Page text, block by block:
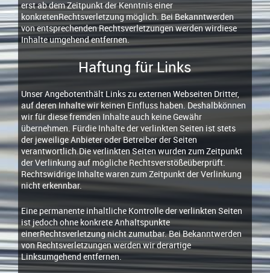
erst ab dem Zeitpunkt der Kenntnis einer
konkretenRechtsverletzung möglich. Bei Bekanntwerden
von entsprechenden Rechtsverletzungen werden wirdiese
Inhalte umgehend entfernen.
Haftung für Links
Unser Angebotenthält Links zu externen Webseiten Dritter,
auf deren Inhalte wir keinen Einfluss haben. Deshalbkönnen
wir für diese fremden Inhalte auch keine Gewähr
übernehmen. Fürdie Inhalte der verlinkten Seiten ist stets
der jeweilige Anbieter oder Betreiber der Seiten
verantwortlich.Die verlinkten Seiten wurden zum Zeitpunkt
der Verlinkung auf mögliche Rechtsverstößeüberprüft.
Rechtswidrige Inhalte waren zum Zeitpunkt der Verlinkung
nicht erkennbar.
Eine permanente inhaltliche Kontrolle der verlinkten Seiten
ist jedoch ohne konkrete Anhaltspunkte
einerRechtsverletzung nicht zumutbar. Bei Bekanntwerden
von Rechtsverletzungen werden wir derartige
Linksumgehend entfernen.